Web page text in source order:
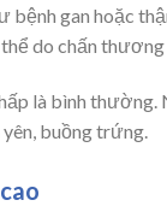
bệnh gan hoặc
do chấn
là bình thường.
buồng trứng.